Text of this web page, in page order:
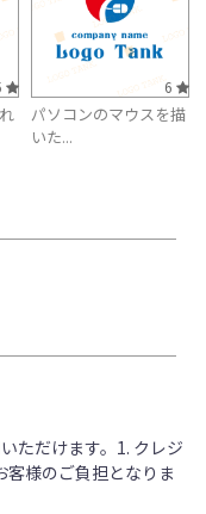
6
パソコンのマウスを描
いた...
ただけます。1. クレジ
様のご負担となりま